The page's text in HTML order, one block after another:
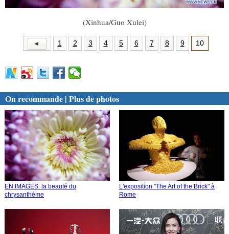
(Xinhua/Guo Xulei)
1 2 3 4 5 6 7 8 9 10
On recommande | Plus de photos
EN IMAGES: la beauté du
chrysanthème
L'exposition "The Art of the Brick" à
Rome